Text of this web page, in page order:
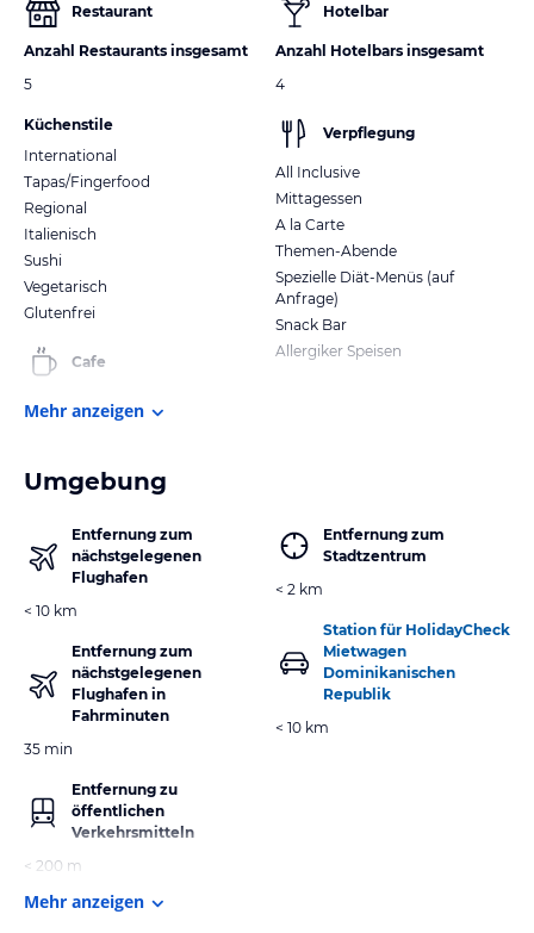
Restaurant
Anzahl Restaurants insgesamt
5
Küchenstile
International
Tapas/Fingerfood
Regional
Italienisch
Sushi
Vegetarisch
Glutenfrei
Cafe
Hotelbar
Anzahl Hotelbars insgesamt
4
Verpflegung
All Inclusive
Mittagessen
A la Carte
Themen-Abende
Spezielle Diät-Menüs (auf
Anfrage)
Snack Bar
Allergiker Speisen
Mehr anzeigen
Umgebung
Entfernung zum
nächstgelegenen
Flughafen
< 10 km
Entfernung zum
nächstgelegenen
Flughafen in
Fahrminuten
35 min
Entfernung zu
öffentlichen
Verkehrsmitteln
< 200 m
Entfernung zum
Stadtzentrum
< 2 km
Station für HolidayCheck
Mietwagen
Dominikanischen
Republik
< 10 km
Mehr anzeigen